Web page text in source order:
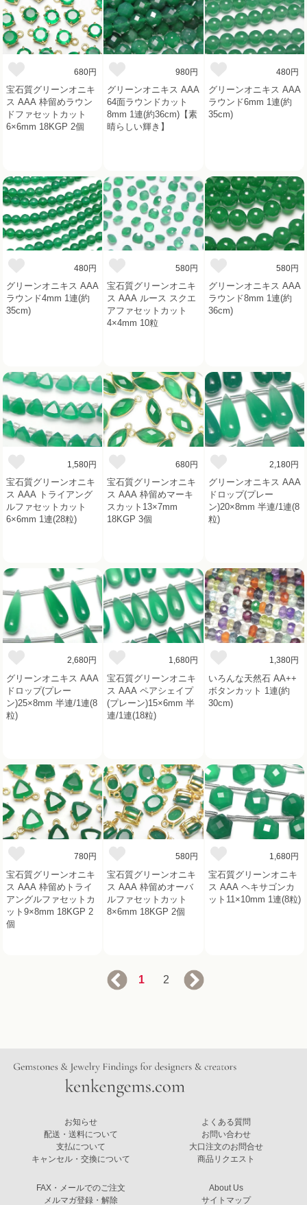
680円
宝石質グリーンオニキ
ス AAA 枠留めラウン
ドファセットカット
6×6mm 18KGP 2個
980円
グリーンオニキス AAA
64面ラウンドカット
8mm 1連(約36cm)【素
晴らしい輝き】
480円
グリーンオニキス AAA
ラウンド6mm 1連(約
35cm)
480円
グリーンオニキス AAA
ラウンド4mm 1連(約
35cm)
580円
宝石質グリーンオニキ
ス AAA ルース スクエ
アファセットカット
4×4mm 10粒
580円
グリーンオニキス AAA
ラウンド8mm 1連(約
36cm)
1,580円
宝石質グリーンオニキ
ス AAA トライアング
ルファセットカット
6×6mm 1連(28粒)
680円
宝石質グリーンオニキ
ス AAA 枠留めマーキ
スカット13×7mm
18KGP 3個
2,180円
グリーンオニキス AAA
ドロップ(プレー
ン)20×8mm 半連/1連(8
粒)
2,680円
グリーンオニキス AAA
ドロップ(プレー
ン)25×8mm 半連/1連(8
粒)
1,680円
宝石質グリーンオニキ
ス AAA ペアシェイプ
(プレーン)15×6mm 半
連/1連(18粒)
1,380円
いろんな天然石 AA++
ボタンカット 1連(約
30cm)
780円
宝石質グリーンオニキ
ス AAA 枠留めトライ
アングルファセットカ
ット9×8mm 18KGP 2
個
580円
宝石質グリーンオニキ
ス AAA 枠留めオーバ
ルファセットカット
8×6mm 18KGP 2個
1,680円
宝石質グリーンオニキ
ス AAA ヘキサゴンカ
ット11×10mm 1連(8粒)
1 2
お知らせ
配送・送料について
支払について
キャンセル・交換について
よくある質問
お問い合わせ
大口注文のお問合せ
商品リクエスト
FAX・メールでのご注文
メルマガ登録・解除
About Us
サイトマップ